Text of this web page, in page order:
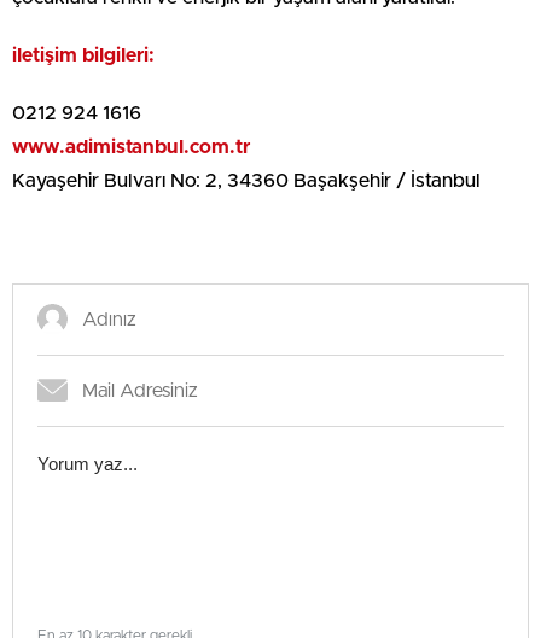
iletişim bilgileri:
0212 924 1616
www.adimistanbul.com.tr
Kayaşehir Bulvarı No: 2, 34360 Başakşehir / İstanbul
En az 10 karakter gerekli